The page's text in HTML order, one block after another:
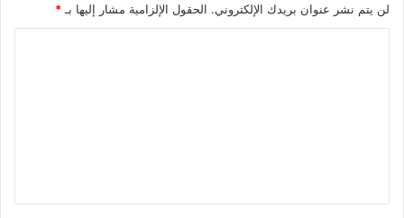
لن يتم نشر عنوان بريدك الإلكتروني. الحقول الإلزامية مشار إليها بـ *